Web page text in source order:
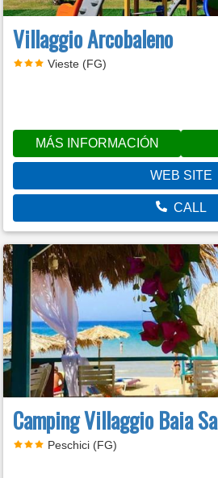
Villaggio Arcobaleno
Vieste (FG)
MÁS INFORMACIÓN
WEB SITE
CALL
Camping Villaggio Baia
Peschici (FG)